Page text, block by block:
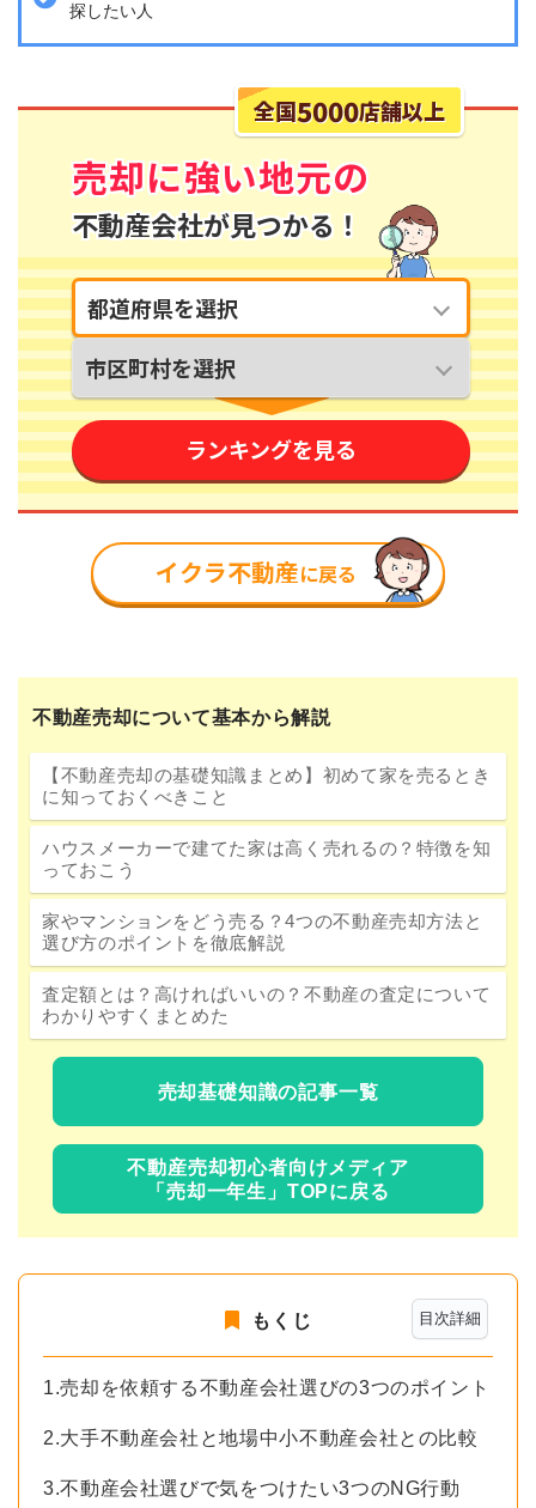
探したい人
不動産売却について基本から解説
【不動産売却の基礎知識まとめ】初めて家を売るとき
に知っておくべきこと
ハウスメーカーで建てた家は高く売れるの？特徴を知
っておこう
家やマンションをどう売る？4つの不動産売却方法と
選び方のポイントを徹底解説
査定額とは？高ければいいの？不動産の査定について
わかりやすくまとめた
売却基礎知識の記事一覧
不動産売却初心者向けメディア
「売却一年生」TOPに戻る
目次詳細
もくじ
1.売却を依頼する不動産会社選びの3つのポイント
2.大手不動産会社と地場中小不動産会社との比較
3.不動産会社選びで気をつけたい3つのNG行動